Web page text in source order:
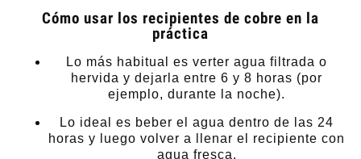
Cómo usar los recipientes de cobre en la
práctica
Lo más habitual es verter agua filtrada o
hervida y dejarla entre 6 y 8 horas (por
ejemplo, durante la noche).
Lo ideal es beber el agua dentro de las 24
horas y luego volver a llenar el recipiente con
agua fresca.